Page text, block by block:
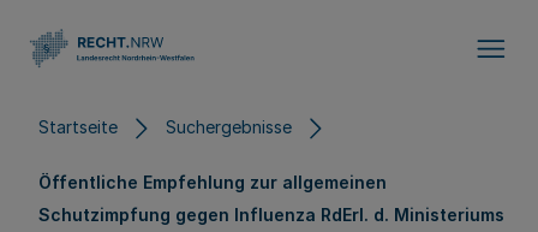
Startseite Suchergebnisse
Öffentliche Empfehlung zur allgemeinen
Schutzimpfung gegen Influenza RdErl. d. Ministeriums